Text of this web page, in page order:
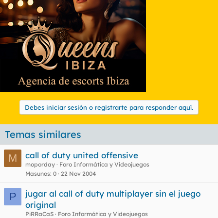
Debes iniciar sesión o registrarte para responder aquí.
Temas similares
M
call of duty united offensive
moporday
Foro Informática y Videojuegos
Masunos 0 22 Nov 2004
P
jugar al call of duty multiplayer sin el juego
original
PiRRaCaS
Foro Informática y Videojuegos